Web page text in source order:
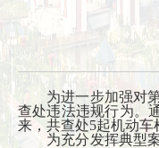
为进一步加强对第
查处违法违规行为。
来，共查处5起机动车
为充分发挥典型案